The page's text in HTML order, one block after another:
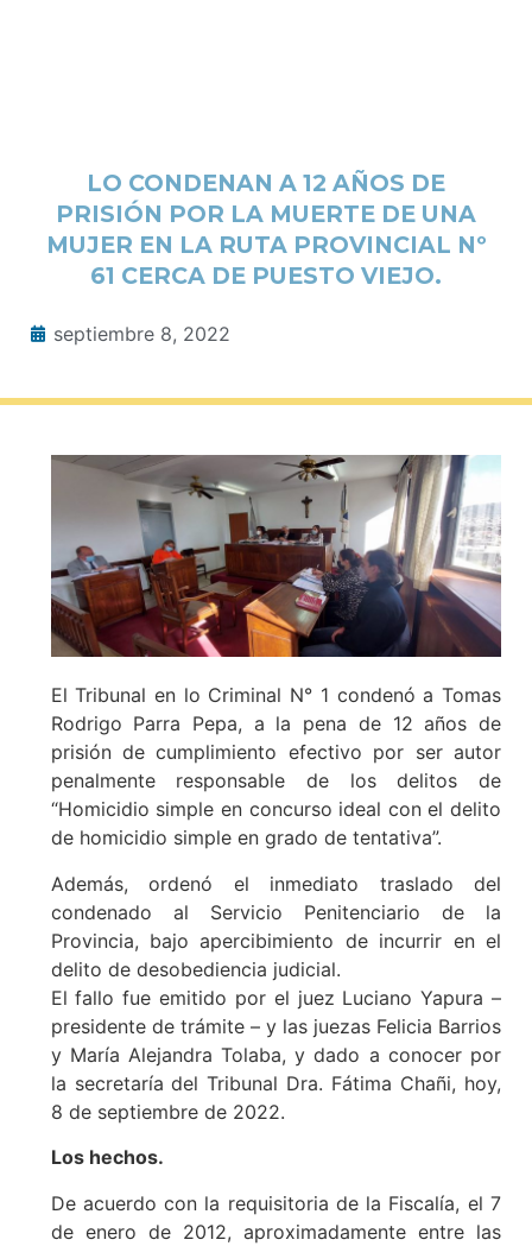
LO CONDENAN A 12 AÑOS DE
PRISIÓN POR LA MUERTE DE UNA
MUJER EN LA RUTA PROVINCIAL Nº
61 CERCA DE PUESTO VIEJO.
septiembre 8, 2022
El Tribunal en lo Criminal N° 1 condenó a Tomas
Rodrigo Parra Pepa, a la pena de 12 años de
prisión de cumplimiento efectivo por ser autor
penalmente responsable de los delitos de
“Homicidio simple en concurso ideal con el delito
de homicidio simple en grado de tentativa”.
Además, ordenó el inmediato traslado del
condenado al Servicio Penitenciario de la
Provincia, bajo apercibimiento de incurrir en el
delito de desobediencia judicial.
El fallo fue emitido por el juez Luciano Yapura –
presidente de trámite – y las juezas Felicia Barrios
y María Alejandra Tolaba, y dado a conocer por
la secretaría del Tribunal Dra. Fátima Chañi, hoy,
8 de septiembre de 2022.
Los hechos.
De acuerdo con la requisitoria de la Fiscalía, el 7
de enero de 2012, aproximadamente entre las